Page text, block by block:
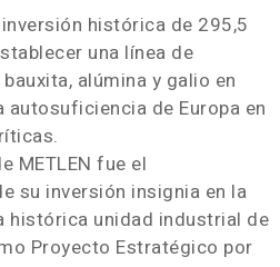
histórica de 295,5
una línea de
alúmina y galio en
autosuficiencia de Europa en
METLEN fue el
su inversión insignia en la
histórica unidad industrial de
Proyecto Estratégico por